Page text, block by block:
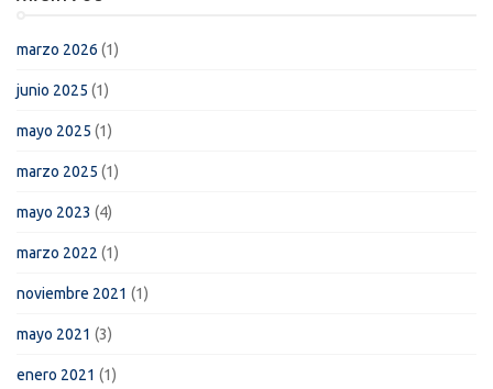
marzo 2026 (1)
junio 2025 (1)
mayo 2025 (1)
marzo 2025 (1)
mayo 2023 (4)
marzo 2022 (1)
noviembre 2021 (1)
mayo 2021 (3)
enero 2021 (1)